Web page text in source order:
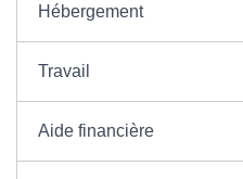
Hébergement
Travail
Aide financière